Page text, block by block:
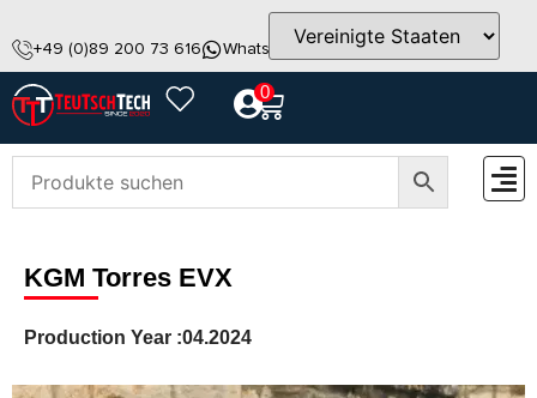
+49 (0)89 200 73 616 WhatsApp info@teutschtech.com
0
KGM Torres EVX
Production Year :04.2024